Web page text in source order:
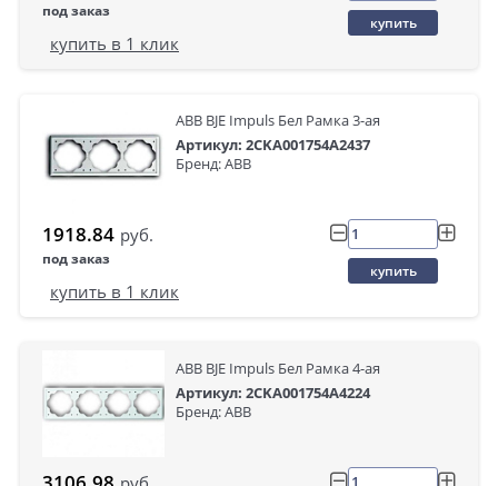
под заказ
купить
купить в 1 клик
ABB BJE Impuls Бел Рамка 3-ая
Артикул: 2CKA001754A2437
Бренд: ABB
1918.84 руб.
под заказ
купить
купить в 1 клик
ABB BJE Impuls Бел Рамка 4-ая
Артикул: 2CKA001754A4224
Бренд: ABB